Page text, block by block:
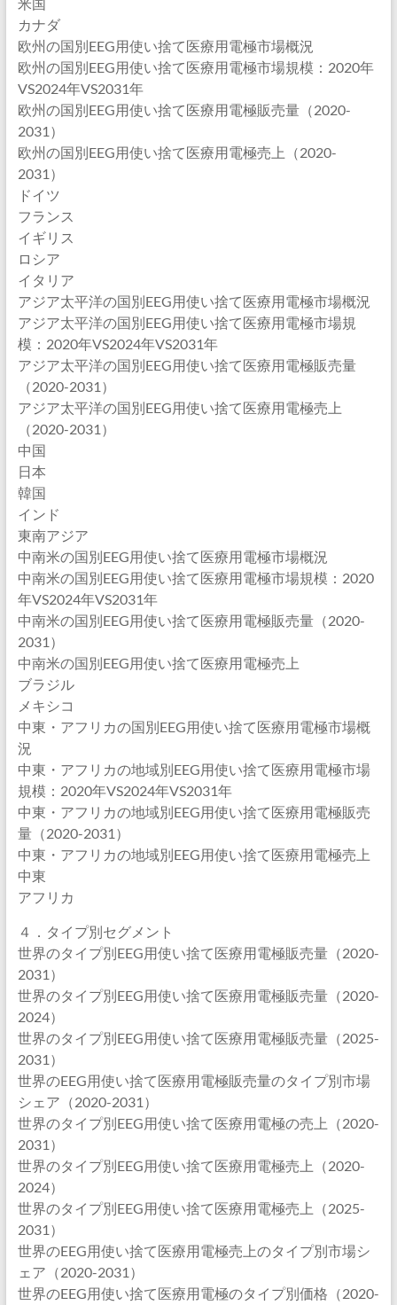
カナダ
欧州の国別EEG用使い捨て医療用電極市場概況
欧州の国別EEG用使い捨て医療用電極市場規模：2020年
VS2024年VS2031年
欧州の国別EEG用使い捨て医療用電極販売量（2020-
2031）
欧州の国別EEG用使い捨て医療用電極売上（2020-
2031）
ドイツ
フランス
イギリス
ロシア
イタリア
アジア太平洋の国別EEG用使い捨て医療用電極市場概況
アジア太平洋の国別EEG用使い捨て医療用電極市場規
模：2020年VS2024年VS2031年
アジア太平洋の国別EEG用使い捨て医療用電極販売量
（2020-2031）
アジア太平洋の国別EEG用使い捨て医療用電極売上
（2020-2031）
中国
日本
韓国
インド
東南アジア
中南米の国別EEG用使い捨て医療用電極市場概況
中南米の国別EEG用使い捨て医療用電極市場規模：2020
年VS2024年VS2031年
中南米の国別EEG用使い捨て医療用電極販売量（2020-
2031）
中南米の国別EEG用使い捨て医療用電極売上
ブラジル
メキシコ
中東・アフリカの国別EEG用使い捨て医療用電極市場概
況
中東・アフリカの地域別EEG用使い捨て医療用電極市場
規模：2020年VS2024年VS2031年
中東・アフリカの地域別EEG用使い捨て医療用電極販売
量（2020-2031）
中東・アフリカの地域別EEG用使い捨て医療用電極売上
中東
アフリカ
４．タイプ別セグメント
世界のタイプ別EEG用使い捨て医療用電極販売量（2020-
2031）
世界のタイプ別EEG用使い捨て医療用電極販売量（2020-
2024）
世界のタイプ別EEG用使い捨て医療用電極販売量（2025-
2031）
世界のEEG用使い捨て医療用電極販売量のタイプ別市場
シェア（2020-2031）
世界のタイプ別EEG用使い捨て医療用電極の売上（2020-
2031）
世界のタイプ別EEG用使い捨て医療用電極売上（2020-
2024）
世界のタイプ別EEG用使い捨て医療用電極売上（2025-
2031）
世界のEEG用使い捨て医療用電極売上のタイプ別市場シ
ェア（2020-2031）
世界のEEG用使い捨て医療用電極のタイプ別価格（2020-